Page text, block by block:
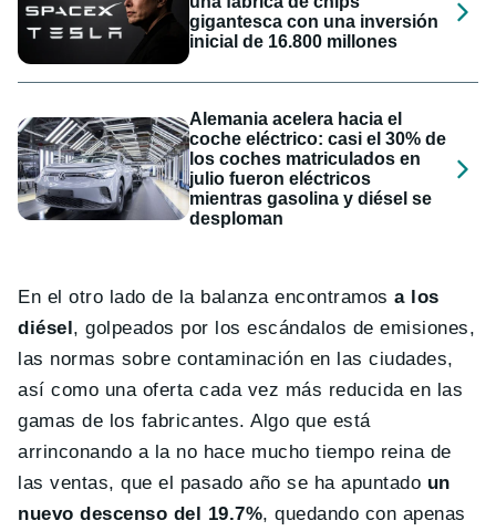
gigantesca con una inversión
inicial de 16.800 millones
Alemania acelera hacia el
coche eléctrico: casi el 30% de
los coches matriculados en
julio fueron eléctricos
mientras gasolina y diésel se
desploman
En el otro lado de la balanza encontramos a los
diésel, golpeados por los escándalos de emisiones,
las normas sobre contaminación en las ciudades,
así como una oferta cada vez más reducida en las
gamas de los fabricantes. Algo que está
arrinconando a la no hace mucho tiempo reina de
las ventas, que el pasado año se ha apuntado un
nuevo descenso del 19.7%, quedando con apenas